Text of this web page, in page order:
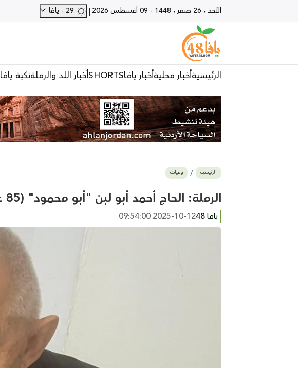
الأحد ، 26 صفر ، 1448 - 09 أغسطس 2026 |
الرئيسيةأخبار محليةأخبار يافاSHORTSأخبار اللد والرملةنكبة يافا 48
الرئيسية وفيات
الرملة: الحاج أحمد أبو لبن "أبو محمود" (85 عاماً) في ذمّة الله
يافا 48 2025-10-12 09:54:00